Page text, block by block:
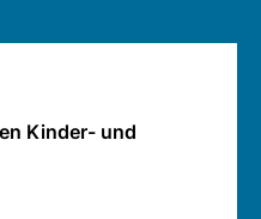
Kinder- und